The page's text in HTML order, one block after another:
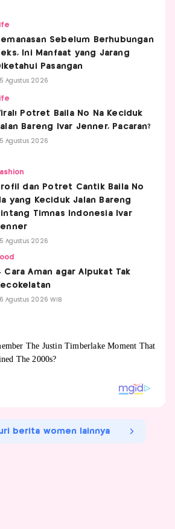
Sebelum Berhubungan
Ini Manfaat yang Jarang
Pasangan
Agustus 2026
Potret Baila No Na Keciduk
Bareng Ivar Jenner, Pacaran?
Agustus 2026
dan Potret Cantik Baila No
yang Keciduk Jalan Bareng
Timnas Indonesia Ivar
Agustus 2026
Cara Aman agar Alpukat Tak
Agustus 2026 WIB
berita women lainnya